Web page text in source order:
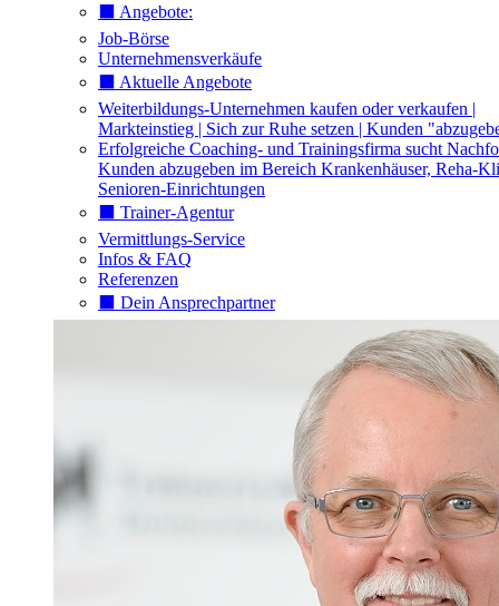
⬛️ Angebote:
Job-Börse
Unternehmensverkäufe
⬛️ Aktuelle Angebote
Weiterbildungs-Unternehmen kaufen oder verkaufen |
Markteinstieg | Sich zur Ruhe setzen | Kunden
Erfolgreiche Coaching- und Trainingsfirma sucht
Kunden abzugeben im Bereich Krankenhäuser, Reha-
Senioren-Einrichtungen
⬛️ Trainer-Agentur
Vermittlungs-Service
Infos & FAQ
Referenzen
⬛️ Dein Ansprechpartner